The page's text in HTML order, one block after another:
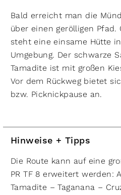
Bald erreicht man die
über einen gerölligen
steht eine einsame Hütte
Umgebung. Der schwarze
Tamadite ist mit großen
Vor dem Rückweg bietet
bzw. Picknickpause an.
Hinweise + Tipps
Die Route kann auf eine
PR TF 8 erweitert werden:
Tamadite – Taganana –